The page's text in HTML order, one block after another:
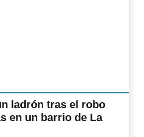
ladrón tras el robo
en un barrio de La